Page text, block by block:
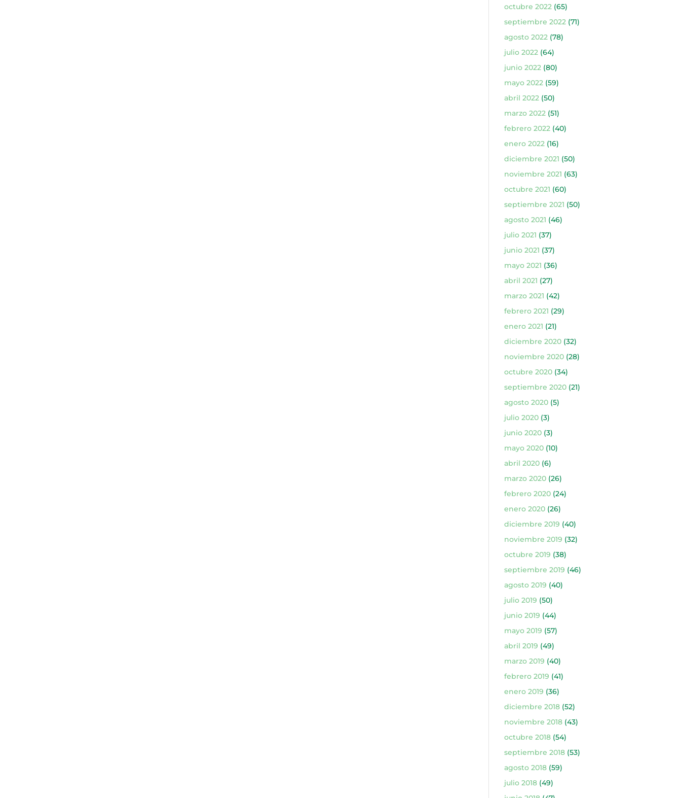
octubre 2022(65)
septiembre 2022(71)
agosto 2022(78)
julio 2022(64)
junio 2022(80)
mayo 2022(59)
abril 2022(50)
marzo 2022(51)
febrero 2022(40)
enero 2022(16)
diciembre 2021 (50)
noviembre 2021 (63)
octubre 2021 (60)
septiembre 2021 (50)
agosto 2021 (46)
julio 2021 (37)
junio 2021 (37)
mayo 2021 (36)
abril 2021 (27)
marzo 2021 (42)
febrero 2021 (29)
enero 2021 (21)
diciembre 2020(32)
noviembre 2020(28)
octubre 2020(34)
septiembre 2020(21)
agosto 2020(5)
julio 2020(3)
junio 2020(3)
mayo 2020(10)
abril 2020(6)
marzo 2020(26)
febrero 2020(24)
enero 2020(26)
diciembre 2019 (40)
noviembre 2019 (32)
octubre 2019 (38)
septiembre 2019 (46)
agosto 2019 (40)
julio 2019 (50)
junio 2019 (44)
mayo 2019 (57)
abril 2019 (49)
marzo 2019 (40)
febrero 2019 (41)
enero 2019 (36)
diciembre 2018(52)
noviembre 2018(43)
octubre 2018(54)
septiembre 2018(53)
agosto 2018(59)
julio 2018(49)